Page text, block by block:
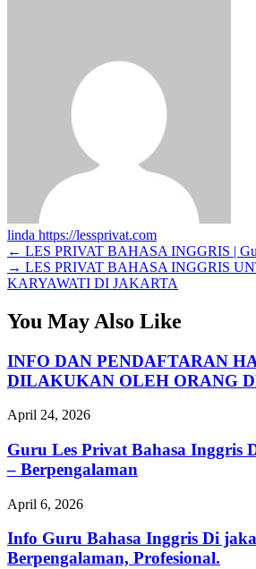
linda https://lessprivat.com
← LES PRIVAT BAHASA INGGRIS |
→ LES PRIVAT BAHASA INGGRIS
KARYAWATI DI JAKARTA
You May Also Like
INFO DAN PENDAFTARAN
DILAKUKAN OLEH ORANG
April 24, 2026
Guru Les Privat Bahasa Inggris
– Berpengalaman
April 6, 2026
Info Guru Bahasa Inggris Di
Berpengalaman, Profesional.